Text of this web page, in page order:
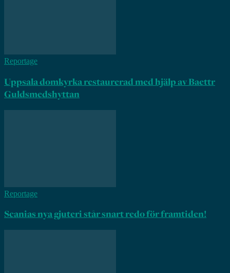
Reportage
Uppsala domkyrka restaurerad med hjälp av Baettr
Guldsmedshyttan
Reportage
Scanias nya gjuteri står snart redo för framtiden!